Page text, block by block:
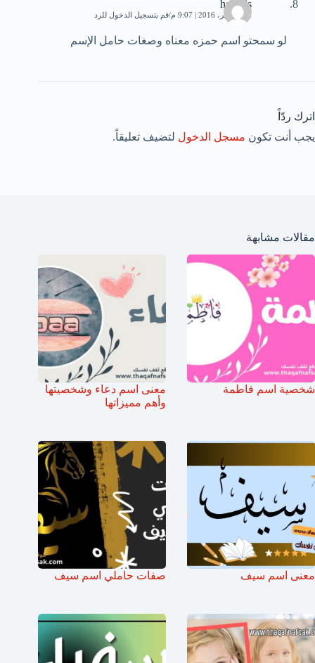
hoda is
22 سبتمبر، 2016 | 9:07 م قم بتسجيل الدخول للرد
لو سمحتو اسم حمزه معناه وصغات حامل الإسم
اترك ردّاً
يجب أنت تكون مسجل الدخول لتضيف تعليقاً.
مقالات مشابهة
شخصية اسم فاطمة
معنى اسم دعاء وشخصيتها
وأهم مميزاتها
معنى اسم سيف صفات حاملي اسم سيف